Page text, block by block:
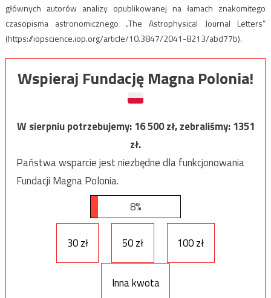
głównych autorów analizy opublikowanej na łamach znakomitego
czasopisma astronomicznego „The Astrophysical Journal Letters”
(https://iopscience.iop.org/article/10.3847/2041-8213/abd77b).
Wspieraj Fundację Magna Polonia!
W sierpniu potrzebujemy:16 500zł, zebraliśmy:1351
zł.
Państwa wsparcie jest niezbędne dla funkcjonowania
Fundacji Magna Polonia.
8%
30 zł 50 zł 100 zł
Inna kwota